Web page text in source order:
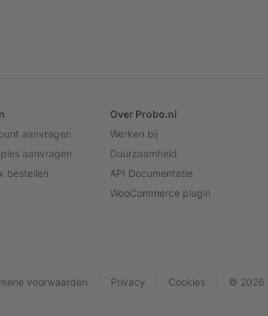
aanvragen
aanvragen
bestellen
Over Probo.nl
Werken bij
Duurzaamheid
API Documentatie
WooCommerce plugin
voorwaarden Privacy Cookies © 2026